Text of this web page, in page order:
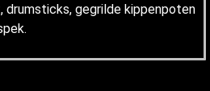
drumsticks, gegrilde kippenpoten